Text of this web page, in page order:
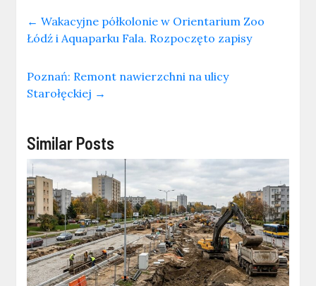
← Wakacyjne półkolonie w Orientarium Zoo
Łódź i Aquaparku Fala. Rozpoczęto zapisy
Poznań: Remont nawierzchni na ulicy
Starołęckiej →
Similar Posts